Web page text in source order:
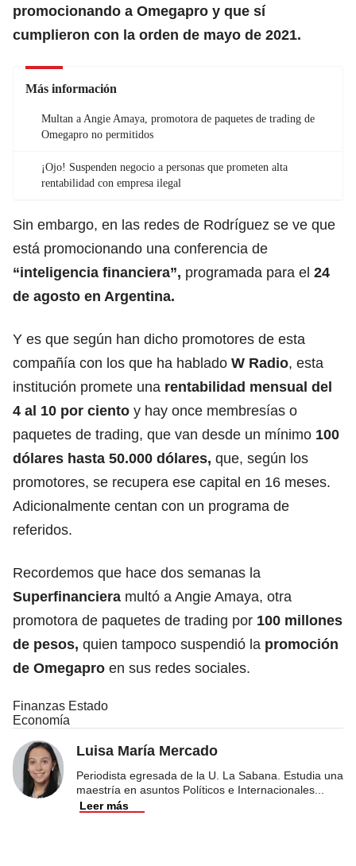
promocionando a Omegapro y que sí
cumplieron con la orden de mayo de 2021.
Más información
Multan a Angie Amaya, promotora de paquetes de trading de
Omegapro no permitidos
¡Ojo! Suspenden negocio a personas que prometen alta
rentabilidad con empresa ilegal
Sin embargo, en las redes de Rodríguez se ve que
está promocionando una conferencia de
“inteligencia financiera”, programada para el 24
de agosto en Argentina.
Y es que según han dicho promotores de esta
compañía con los que ha hablado W Radio, esta
institución promete una rentabilidad mensual del
4 al 10 por ciento y hay once membresías o
paquetes de trading, que van desde un mínimo 100
dólares hasta 50.000 dólares, que, según los
promotores, se recupera ese capital en 16 meses.
Adicionalmente centan con un programa de
referidos.
Recordemos que hace dos semanas la
Superfinanciera multó a Angie Amaya, otra
promotora de paquetes de trading por 100 millones
de pesos, quien tampoco suspendió la promoción
de Omegapro en sus redes sociales.
Finanzas Estado
Economía
Luisa María Mercado
Periodista egresada de la U. La Sabana. Estudia una
maestría en asuntos Políticos e Internacionales
Leer más